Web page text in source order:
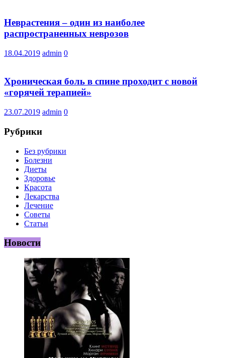
Неврастения – один из наиболее
распространенных неврозов
18.04.2019 admin 0
Хроническая боль в спине проходит с новой
«горячей терапией»
23.07.2019 admin 0
Рубрики
Без рубрики
Болезни
Диеты
Здоровье
Красота
Лекарства
Лечение
Советы
Статьи
Новости